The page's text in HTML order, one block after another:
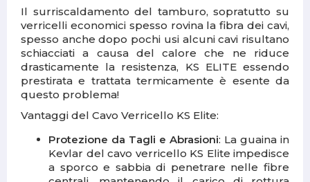
Il surriscaldamento del tamburo, sopratutto su
verricelli economici spesso rovina la fibra dei cavi,
spesso anche dopo pochi usi alcuni cavi risultano
schiacciati a causa del calore che ne riduce
drasticamente la resistenza, KS ELITE essendo
prestirata e trattata termicamente è esente da
questo problema!
Vantaggi del Cavo Verricello KS Elite:
Protezione da Tagli e Abrasioni: La guaina in
Kevlar del cavo verricello KS Elite impedisce
a sporco e sabbia di penetrare nelle fibre